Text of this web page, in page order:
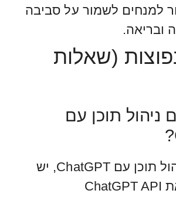
למנחים לשמור על סביבה
ובריאה.
(שאלות
ניהול תוכן עם
כדי ליישם ניהול תוכן עם ChatGPT, יש
צורך לשלב את ChatGPT API